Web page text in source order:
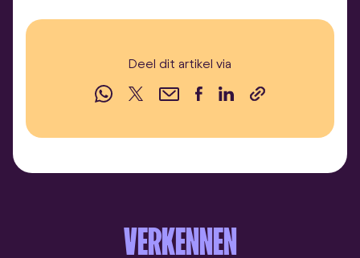
Deel dit artikel via
VERKENNEN